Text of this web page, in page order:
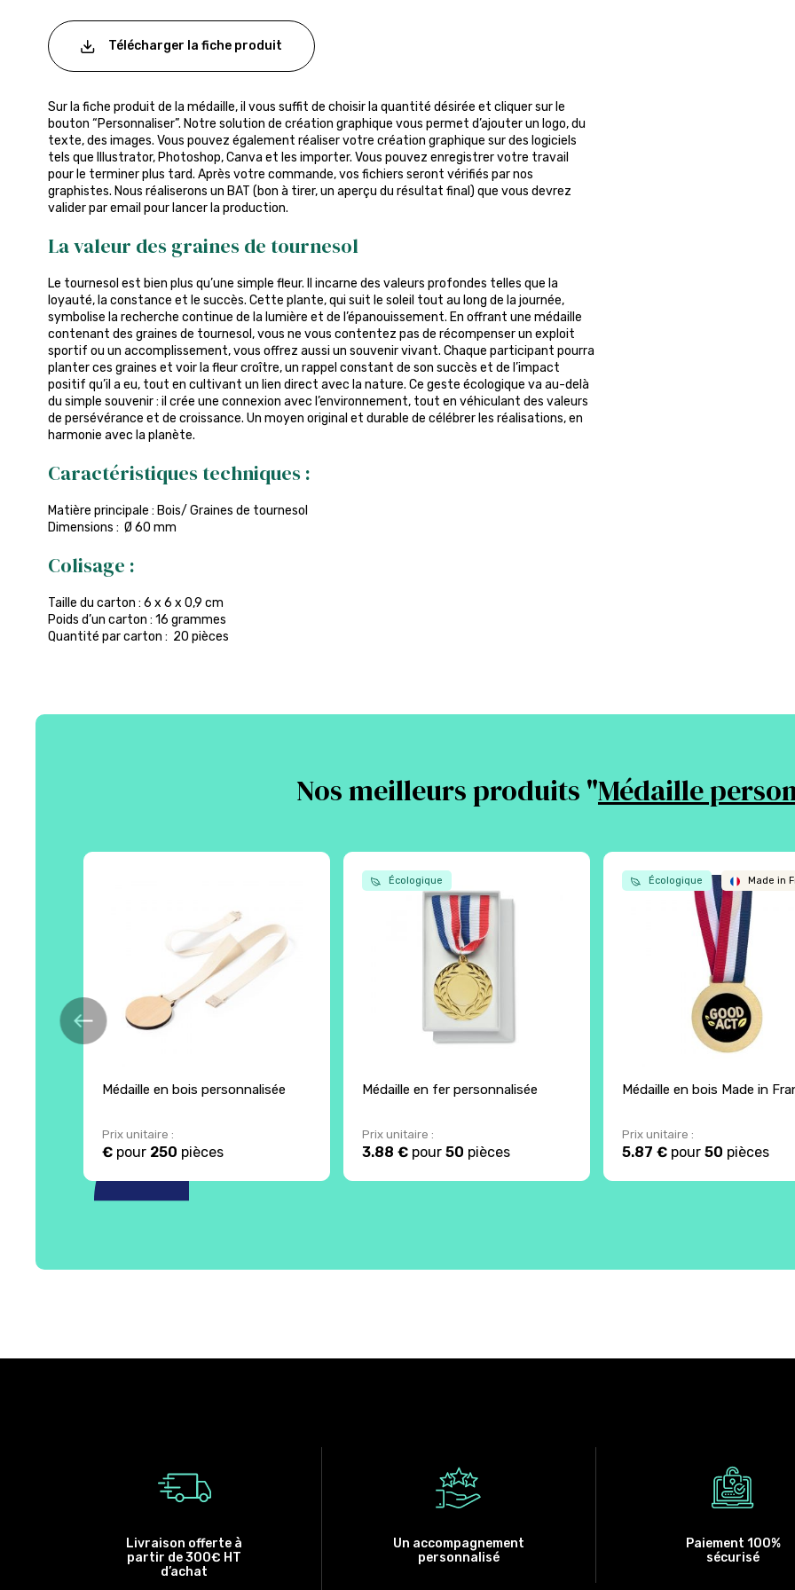
Télécharger la fiche produit
Sur la fiche produit de la médaille, il vous suffit de choisir la quantité désirée et cliquer sur le
bouton “Personnaliser”. Notre solution de création graphique vous permet d’ajouter un logo, du
texte, des images. Vous pouvez également réaliser votre création graphique sur des logiciels
tels que Illustrator, Photoshop, Canva et les importer. Vous pouvez enregistrer votre travail
pour le terminer plus tard. Après votre commande, vos fichiers seront vérifiés par nos
graphistes. Nous réaliserons un BAT (bon à tirer, un aperçu du résultat final) que vous devrez
valider par email pour lancer la production.
La valeur des graines de tournesol
Le tournesol est bien plus qu’une simple fleur. Il incarne des valeurs profondes telles que la
loyauté, la constance et le succès. Cette plante, qui suit le soleil tout au long de la journée,
symbolise la recherche continue de la lumière et de l’épanouissement. En offrant une médaille
contenant des graines de tournesol, vous ne vous contentez pas de récompenser un exploit
sportif ou un accomplissement, vous offrez aussi un souvenir vivant. Chaque participant pourra
planter ces graines et voir la fleur croître, un rappel constant de son succès et de l’impact
positif qu’il a eu, tout en cultivant un lien direct avec la nature. Ce geste écologique va au-delà
du simple souvenir : il crée une connexion avec l’environnement, tout en véhiculant des valeurs
de persévérance et de croissance. Un moyen original et durable de célébrer les réalisations, en
harmonie avec la planète.
Caractéristiques techniques :
Matière principale : Bois/ Graines de tournesol
Dimensions : Ø 60 mm
Colisage :
Taille du carton : 6 x 6 x 0,9 cm
Poids d’un carton : 16 grammes
Quantité par carton : 20 pièces
Nos meilleurs produits "Médaille
Médaille en bois personnalisée
Prix unitaire :
€ pour 250 pièces
Écologique
Médaille en fer personnalisée
Prix unitaire :
3.88 €pour 50 pièces
Écologique Made in
Médaille en bois Made in
Prix unitaire :
5.87 €pour 50 pièces
Livraison offerte à
partir de 300€ HT
d’achat
Un accompagnement
personnalisé
Paiement 100%
sécurisé